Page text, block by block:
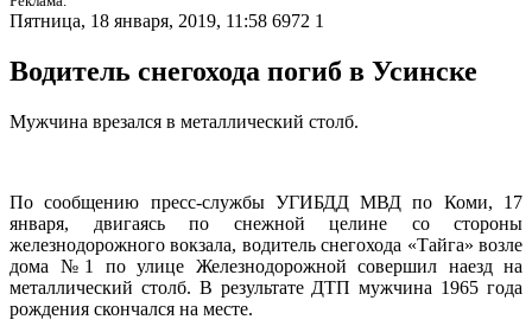
Пятница, 18 января, 2019, 11:58 6972 1
Водитель снегохода погиб в Усинске
Мужчина врезался в металлический столб.
По сообщению пресс-службы УГИБДД МВД по Коми, 17
января, двигаясь по снежной целине со стороны
железнодорожного вокзала, водитель снегохода «Тайга» возле
дома №1 по улице Железнодорожной совершил наезд на
металлический столб. В результате ДТП мужчина 1965 года
рождения скончался на месте.